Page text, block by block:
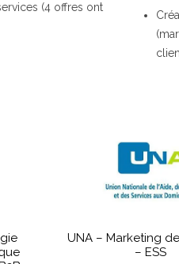
(4 offres ont
UNA – Marketing
– ESS